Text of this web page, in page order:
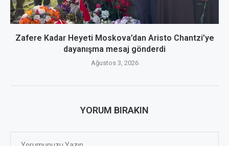
Zafere Kadar Heyeti Moskova’dan Aristo Chantzi’ye
dayanışma mesaj gönderdi
Ağustos 3, 2026
YORUM BIRAKIN